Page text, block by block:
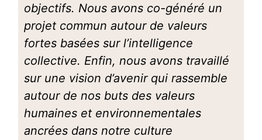
objectifs. Nous avons co-généré un
projet commun autour de valeurs
fortes basées sur l’intelligence
collective. Enfin, nous avons travaillé
sur une vision d’avenir qui rassemble
autour de nos buts des valeurs
humaines et environnementales
ancrées dans notre culture